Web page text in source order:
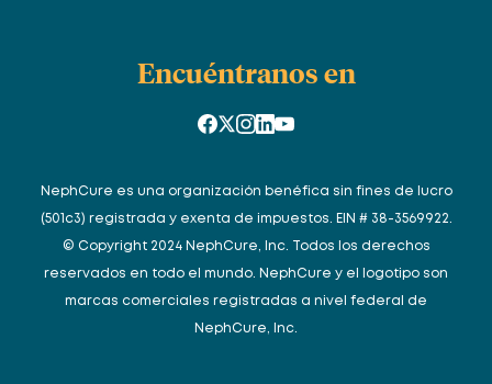
Encuéntranos en
NephCure es una organización benéfica sin fines de lucro
(501c3) registrada y exenta de impuestos. EIN # 38-3569922.
© Copyright 2024 NephCure, Inc. Todos los derechos
reservados en todo el mundo. NephCure y el logotipo son
marcas comerciales registradas a nivel federal de
NephCure, Inc.